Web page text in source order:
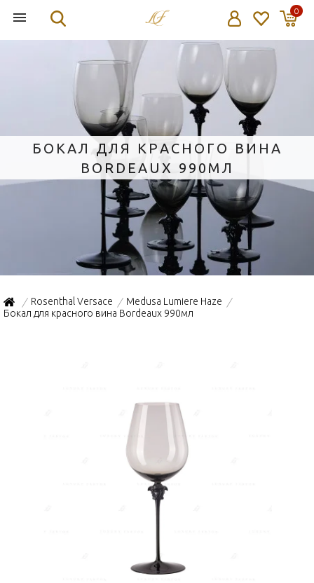
0
БОКАЛ ДЛЯ КРАСНОГО ВИНА
BORDEAUX 990МЛ
/ Rosenthal Versace / Medusa Lumiere Haze /
Бокал для красного вина Bordeaux 990мл